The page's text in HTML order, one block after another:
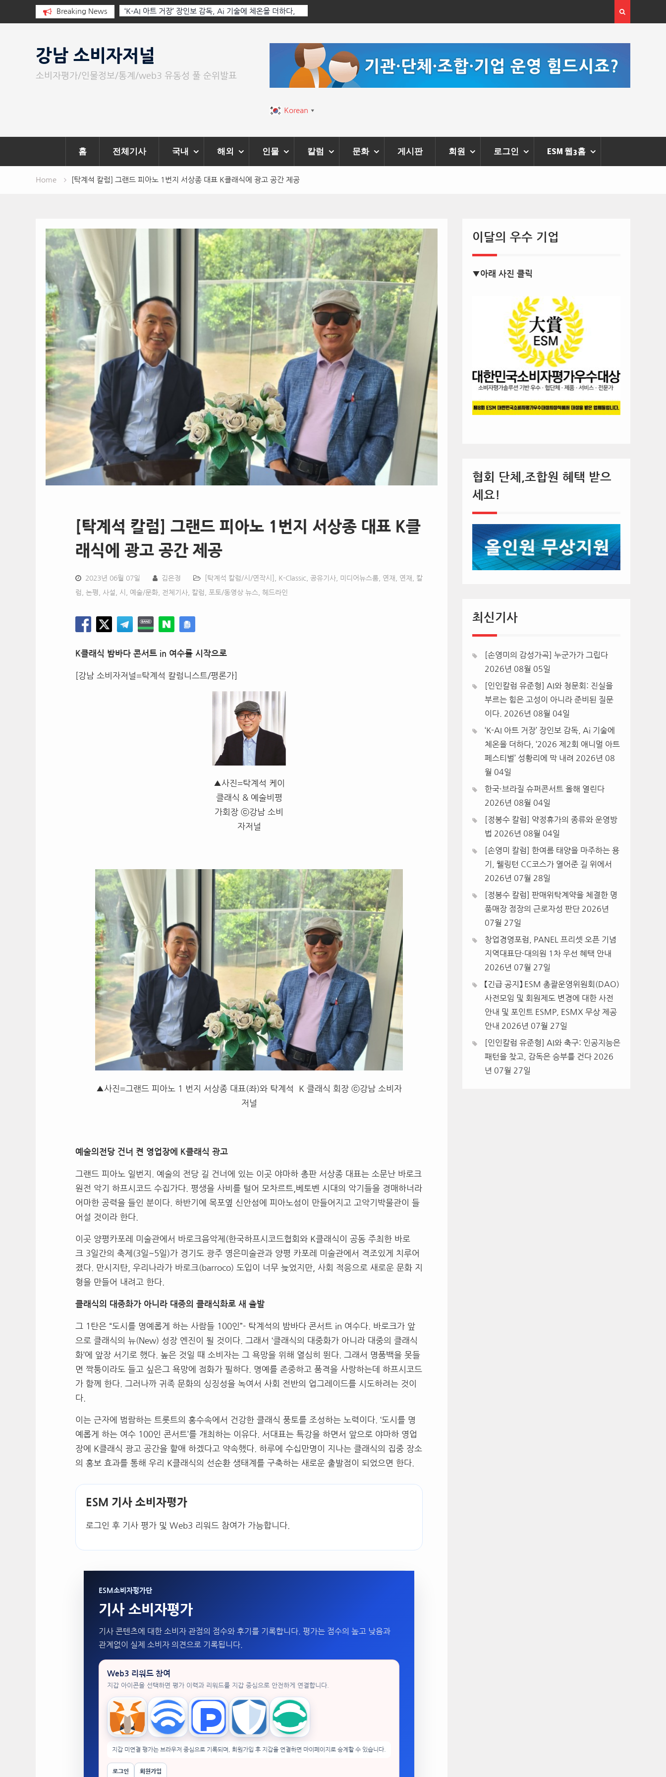
Breaking News
부르는 힘은 고성
‘K-AI 아트 거장’ 장인보 감독, Ai 기술에 체온을 더하다,
‘2026 제2회 애니멀 아트 페스티벌’ 성황리에 막 내려
한국·브라질 슈퍼콘서트 올해 열린다
스가 열
강남 소비자저널
소비자평가/인물정보/통계/web3 유동성 풀 순위발표
Korean ▼
홈 전체기사 국내 해외 인물 칼럼 문화 게시판 회원 로그인 ESM 웹3홈
Home [탁계석 칼럼] 그랜드 피아노 1번지 서상종 대표 K클래식에 광고 공간 제공
[탁계석 칼럼] 그랜드 피아노 1번지 서상종 대표 K클
래식에 광고 공간 제공
2023년 06월 07일 김은정 [탁계석 칼럼/시/연작시] K-Classic 공유기사 미디어뉴스룸 연재 연재, 칼
럼, 논평, 사설, 시 예술/문화 전체기사 칼럼 포토/동영상 뉴스 헤드라인
K클래식 밤바다 콘서트 in 여수를 시작으로
[강남 소비자저널=탁계석 칼럼니스트/평론가]
▲사진=탁계석 케이
클래식 & 예술비평
가회장 ⓒ강남 소비
자저널
▲사진=그랜드 피아노 1 번지 서상종 대표(좌)와 탁계석 K 클래식 회장 ⓒ강남 소비자
저널
예술의전당 건너 켠 영업장에 K클래식 광고
그랜드 피아노 일번지. 예술의 전당 길 건너에 있는 이곳 야마하 총판 서상종 대표는 소문난 바로크
원전 악기 하프시코드 수집가다. 평생을 사비를 털어 모차르트,베토벤 시대의 악기들을 경매하너라
어마한 공력을 들인 분이다. 하반기에 목포옆 신안섬에 피아노섬이 만들어지고 고악기박물관이 들
어설 것이라 한다.
이곳 양평카포레 미술관에서 바로크음악제(한국하프시코드협회와 K클래식이 공동 주최한 바로
크 3일간의 축제(3일~5일)가 경기도 광주 영은미술관과 양평 카포레 미술관에서 격조있게 치루어
졌다. 만시지탄, 우리나라가 바로크(barroco) 도입이 너무 늦었지만, 사회 적응으로 새로운 문화 지
형을 만들어 내려고 한다.
클래식의 대중화가 아니라 대중의 클래식화로 새 출발
그 1탄은 “도시를 명예롭게 하는 사람들 100인”- 탁계석의 밤바다 콘서트 in 여수다. 바로크가 앞
으로 클래식의 뉴(New) 성장 엔진이 될 것이다. 그래서 ‘클래식의 대중화가 아니라 대중의 클래식
화’에 앞장 서기로 했다. 높은 것일 때 소비자는 그 욕망을 위해 열심히 뛴다. 그래서 명품백을 못들
면 짝퉁이라도 들고 싶은그 욕망에 점화가 필하다. 명예를 존중하고 품격을 사랑하는데 하프시코드
가 함께 한다. 그러나까 귀족 문화의 싱징성을 녹여서 사회 전반의 업그레이드를 시도하려는 것이
다.
이는 근자에 범람하는 트롯트의 홍수속에서 건강한 클래식 풍토를 조성하는 노력이다. ‘도시를 명
예롭게 하는 여수 100인 콘서트’를 개최하는 이유다. 서대표는 특강을 하면서 앞으로 야마하 영업
장에 K클래식 광고 공간을 할애 하겠다고 약속했다. 하루에 수십만명이 지나는 클래식의 집중 장소
의 홍보 효과를 통해 우리 K클래식의 선순환 생태계를 구축하는 새로운 출발점이 되었으면 한다.
ESM 기사 소비자평가
로그인 후 기사 평가 및 Web3 리워드 참여가 가능합니다.
ESM소비자평가단
기사 소비자평가
기사 콘텐츠에 대한 소비자 관점의 점수와 후기를 기록합니다. 평가는 점수의 높고 낮음과
관계없이 실제 소비자 의견으로 기록됩니다.
Web3 리워드 참여
지갑 아이콘을 선택하면 평가 이력과 리워드를 지갑 중심으로 안전하게 연결합니다.
MetaMask WalletConnectTokenPocket Trust Wallet imToken
지갑 미연결 평가는 브라우저 중심으로 기록되며, 회원가입 후 지갑을 연결하면 마이페이지로 승계할 수 있습니다.
로그인 회원가입
이달의 우수 기업
▼아래 사진 클릭
협회 단체,조합원 혜택 받으
세요!
최신기사
[손영미의 감성가곡] 누군가가 그립다
2026년 08월 05일
[인인칼럼 유준형] AI와 청문회: 진실을
부르는 힘은 고성이 아니라 준비된 질문
이다.
2026년 08월 04일
‘K-AI 아트 거장’ 장인보 감독, Ai 기술에
체온을 더하다, ‘2026 제2회 애니멀 아트
페스티벌’ 성황리에 막 내려 2026년 08
월 04일
한국·브라질 슈퍼콘서트 올해 열린다
2026년 08월 04일
[정봉수 칼럼] 약정휴가의 종류와 운영방
법 2026년 08월 04일
[손영미 칼럼] 한여름 태양을 마주하는 용
기, 웰링턴 CC코스가 열어준 길 위에서
2026년 07월 28일
[정봉수 칼럼] 판매위탁계약을 체결한 명
품매장 점장의 근로자성 판단 2026년
07월 27일
창업경영포럼, PANEL 프리셋 오픈 기념
지역대표단·대의원 1차 우선 혜택 안내
2026년 07월 27일
【긴급 공지】 ESM 총괄운영위원회(DAO)
사전모임 및 회원제도 변경에 대한 사전
안내 및 포인트 ESMP, ESMX 무상 제공
안내 2026년 07월 27일
[인인칼럼 유준형] AI와 축구: 인공지능은
패턴을 찾고, 감독은 승부를 건다 2026
년 07월 27일